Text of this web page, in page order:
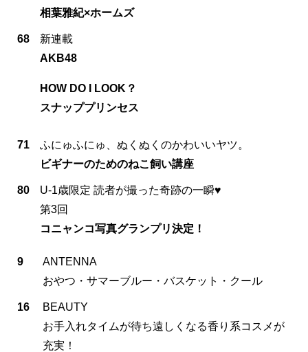
相葉雅紀×ホームズ
68
新連載
AKB48
HOW DO I LOOK？
スナッププリンセス
71
ふにゅふにゅ、ぬくぬくのかわいいヤツ。
ビギナーのためのねこ飼い講座
80
U-1歳限定 読者が撮った奇跡の一瞬♥
第3回
コニャンコ写真グランプリ決定！
9
ANTENNA
おやつ・サマーブルー・バスケット・クール
16
BEAUTY
お手入れタイムが待ち遠しくなる香り系コスメが
充実！